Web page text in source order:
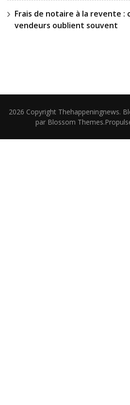
Frais de notaire à la revente :
vendeurs oublient souvent
2026 Copyright Thehappeningnews.
par Blossom Themes